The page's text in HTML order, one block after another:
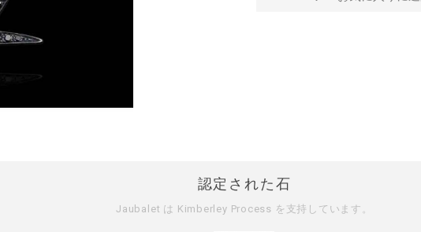
認定された石
Jaubalet は Kimberley Process を支持しています。